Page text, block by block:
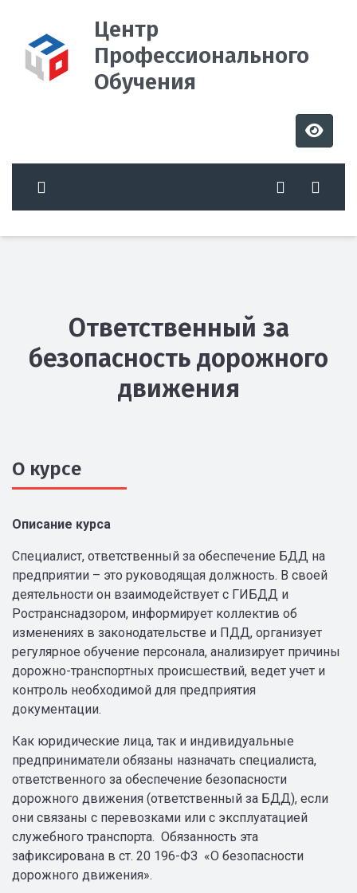
Центр
Профессионального
Обучения
Ответственный за
безопасность дорожного
движения
О курсе
Описание курса
Специалист, ответственный за обеспечение БДД на
предприятии – это руководящая должность. В своей
деятельности он взаимодействует с ГИБДД и
Ространснадзором, информирует коллектив об
изменениях в законодательстве и ПДД, организует
регулярное обучение персонала, анализирует причины
дорожно-транспортных происшествий, ведет учет и
контроль необходимой для предприятия
документации.
Как юридические лица, так и индивидуальные
предприниматели обязаны назначать специалиста,
ответственного за обеспечение безопасности
дорожного движения (ответственный за БДД), если
они связаны с перевозками или с эксплуатацией
служебного транспорта. Обязанность эта
зафиксирована в ст. 20 196-ФЗ «О безопасности
дорожного движения».